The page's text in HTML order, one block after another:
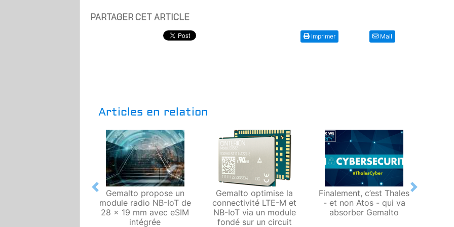
PARTAGER CET ARTICLE
Imprimer Mail
Articles en relation
Gemalto propose un
module radio NB-IoT de
28 x 19 mm avec eSIM
intégrée
Gemalto optimise la
connectivité LTE-M et
NB-IoT via un module
fondé sur un circuit
Finalement, c’est Thales
- et non Atos - qui va
absorber Gemalto
Previous Next